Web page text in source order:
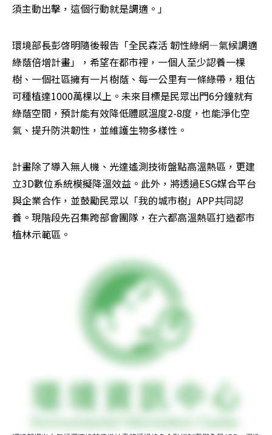
須主動出擊，這個行動就是調適。」
環境部長彭啓明隨後報告「全民森活 韌性綠網—氣候調適
綠蔭倍增計畫」，希望在都市裡，一個人至少認養一棵
樹、一個社區擁有一片樹蔭、每一公里有一條綠帶，粗估
可種植達1000萬棵以上。未來目標是民眾出門6分鐘就有
綠蔭空間，預計能有效降低體感溫度2-8度，也能淨化空
氣、提升防洪韌性，並維護生物多樣性。
計畫除了導入無人機、光達遙測技術盤點高溫熱區，更建
立3D數位系統模擬降溫效益。此外，將透過ESG媒合平台
與企業合作，並鼓勵民眾以「我的城市樹」APP共同認
養。現階段先召集跨部會團隊，在六都高溫熱區打造都市
植林示範區。